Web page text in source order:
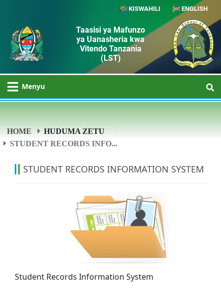
KISWAHILI ENGLISH
Taasisi ya Mafunzo
ya Uanasheria kwa
Vitendo Tanzania
(LST)
Menyu
HOME
HUDUMA ZETU
STUDENT RECORDS INFO...
STUDENT RECORDS INFORMATION SYSTEM
Student Records Information System